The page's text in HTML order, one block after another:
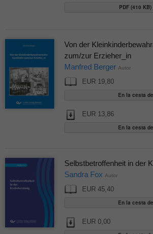
PDF (410
Von der
zum/zur Erzieher_in
Manfred Berger Autor
EUR 19,80
EUR 13,86
Selbstbetroffenheit in der
Sandra Fox Autor
EUR 45,40
EUR 0,00